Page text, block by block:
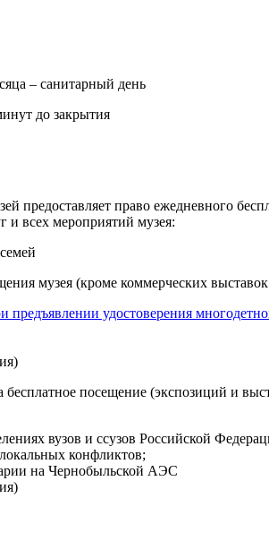
– санитарный день
до закрытия
предоставляет право ежедневного
и всех мероприятий музея:
музея (кроме коммерческих
предъявлении удостоверения
бесплатное посещение (экспозиций и
вузов и ссузов Российской
конфликтов;
на Чернобыльской АЭС